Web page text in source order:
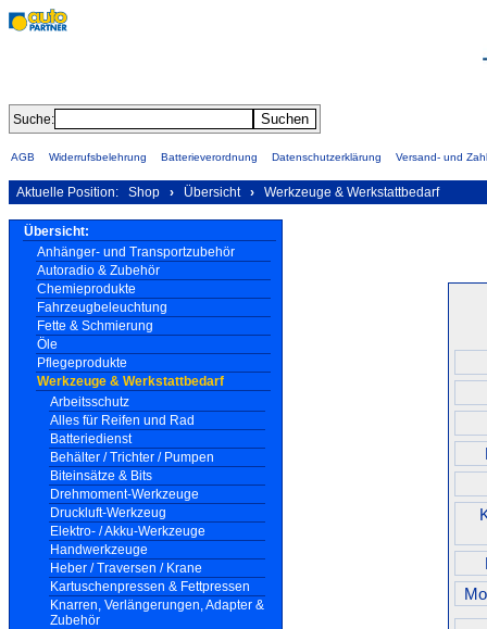
Suche:
AGB Widerrufsbelehrung Batterieverordnung Datenschutzerklärung Versand- und
Aktuelle Position: Shop › Übersicht › Werkzeuge & Werkstattbedarf
Übersicht:
Anhänger- und Transportzubehör
Autoradio & Zubehör
Chemieprodukte
Fahrzeugbeleuchtung
Fette & Schmierung
Öle
Pflegeprodukte
Werkzeuge & Werkstattbedarf
Arbeitsschutz
Alles für Reifen und Rad
Batteriedienst
Behälter / Trichter / Pumpen
Biteinsätze & Bits
Drehmoment-Werkzeuge
Druckluft-Werkzeug
Elektro- / Akku-Werkzeuge
Handwerkzeuge
Heber / Traversen / Krane
Kartuschenpressen & Fettpressen
Knarren, Verlängerungen, Adapter &
Zubehör